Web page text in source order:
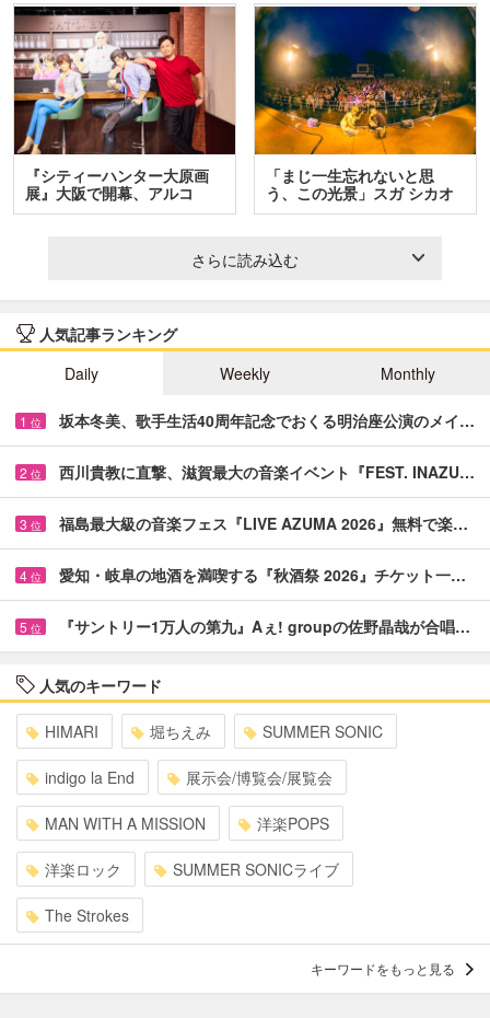
『シティーハンター大原画
展』大阪で開幕、アルコ
＆…
「まじ一生忘れないと思
う、この光景」スガ シカオ
と…
さらに読み込む
人気記事ランキング
Daily
Weekly Monthly
1 位 坂本冬美、歌手生活40周年記念でおくる明治座公演のメイ…
2 位 西川貴教に直撃、滋賀最大の音楽イベント『FEST. INAZU…
3 位 福島最大級の音楽フェス『LIVE AZUMA 2026』無料で楽…
4 位 愛知・岐阜の地酒を満喫する『秋酒祭 2026』チケット一…
5 位 『サントリー1万人の第九』Aぇ! groupの佐野晶哉が合唱…
人気のキーワード
HIMARI 堀ちえみ SUMMER SONIC
indigo la End 展示会/博覧会/展覧会
MAN WITH A MISSION 洋楽POPS
洋楽ロック SUMMER SONICライブ
The Strokes
キーワードをもっと見る